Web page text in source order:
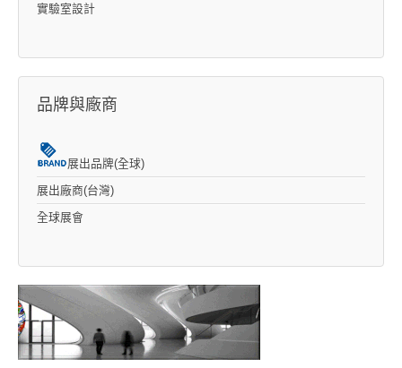
實驗室設計
品牌與廠商
展出品牌(全球)
展出廠商(台灣)
全球展會